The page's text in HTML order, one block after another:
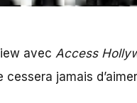
avec Access
cessera jamais